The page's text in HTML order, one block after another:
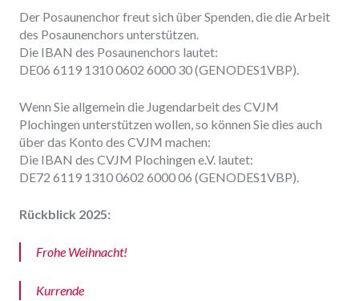
Der Posaunenchor freut sich über Spenden, die die Arbeit
des Posaunenchors unterstützen.
Die IBAN des Posaunenchors lautet:
DE06 6119 1310 0602 6000 30 (GENODES1VBP).
Wenn Sie allgemein die Jugendarbeit des CVJM
Plochingen unterstützen wollen, so können Sie dies auch
über das Konto des CVJM machen:
Die IBAN des CVJM Plochingen e.V. lautet:
DE72 6119 1310 0602 6000 06 (GENODES1VBP).
Rückblick 2025:
Frohe Weihnacht!
Kurrende